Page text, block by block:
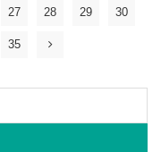
27 28 29 30
35